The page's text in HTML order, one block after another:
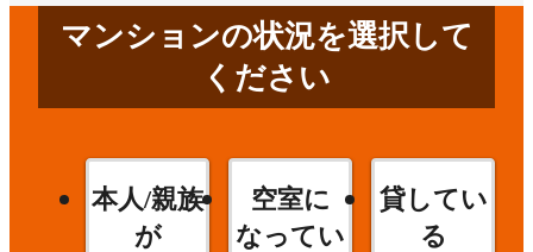
マンションの状況を選択して
ください
本人/親族
が
空室に
なってい
貸してい
る